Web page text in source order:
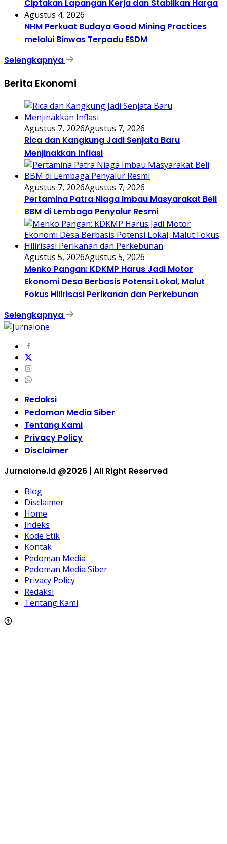
Ciptakan Lapangan Kerja dan Stabilkan Harga
Agustus 4, 2026
NHM Perkuat Budaya Good Mining Practices
melalui Binwas Terpadu ESDM
Selengkapnya
Berita Ekonomi
Agustus 7, 2026Agustus 7, 2026
Rica dan Kangkung Jadi Senjata Baru
Menjinakkan Inflasi
Agustus 7, 2026Agustus 7, 2026
Pertamina Patra Niaga Imbau Masyarakat Beli
BBM di Lembaga Penyalur Resmi
Agustus 5, 2026Agustus 5, 2026
Menko Pangan: KDKMP Harus Jadi Motor
Ekonomi Desa Berbasis Potensi Lokal, Malut
Fokus Hilirisasi Perikanan dan Perkebunan
Selengkapnya
Redaksi
Pedoman Media Siber
Tentang Kami
Privacy Policy
Disclaimer
Jurnalone.id @2026 | All Right Reserved
Blog
Disclaimer
Home
Indeks
Kode Etik
Kontak
Pedoman Media
Pedoman Media Siber
Privacy Policy
Redaksi
Tentang Kami